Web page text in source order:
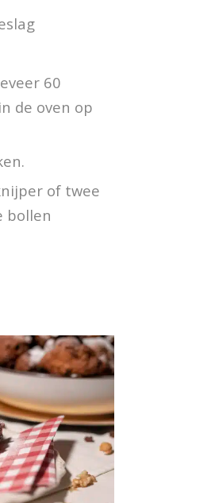
60
de oven op
of twee
bollen